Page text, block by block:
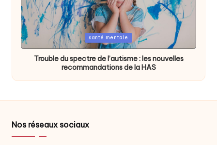
Posted
in
santé mentale
Trouble du spectre de l’autisme : les nouvelles
recommandations de la HAS
Nos réseaux sociaux